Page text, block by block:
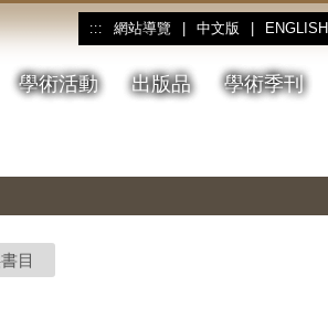
::: 網站導覽 中文版 ENGLISH
學術活動 出版品 學術季刊
目